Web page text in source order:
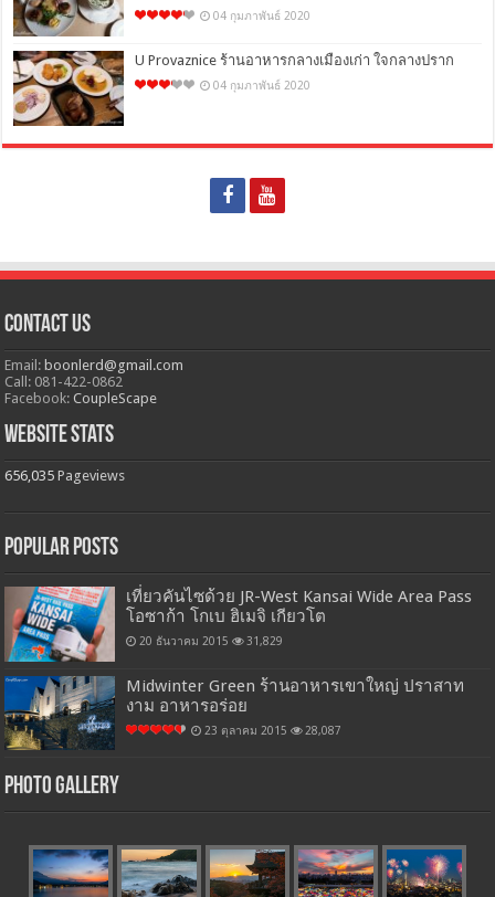
04 กุมภาพันธ์ 2020
U Provaznice ร้านอาหารกลางเมืองเก่า ใจกลางปราก
04 กุมภาพันธ์ 2020
Contact Us
Email: boonlerd@gmail.com
Call: 081-422-0862
Facebook:CoupleScape
Website Stats
656,035 Pageviews
Popular Posts
เที่ยวคันไซด้วย JR-West Kansai Wide Area Pass
โอซาก้า โกเบ ฮิเมจิ เกียวโต
20 ธันวาคม 2015 31,829
Midwinter Green ร้านอาหารเขาใหญ่ ปราสาท
งาม อาหารอร่อย
23 ตุลาคม 2015 28,087
Photo Gallery